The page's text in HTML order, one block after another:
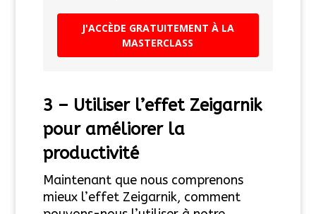
J'ACCÈDE GRATUITEMENT À LA
MASTERCLASS
3 – Utiliser l’effet Zeigarnik
pour améliorer la
productivité
Maintenant que nous comprenons
mieux l’effet Zeigarnik, comment